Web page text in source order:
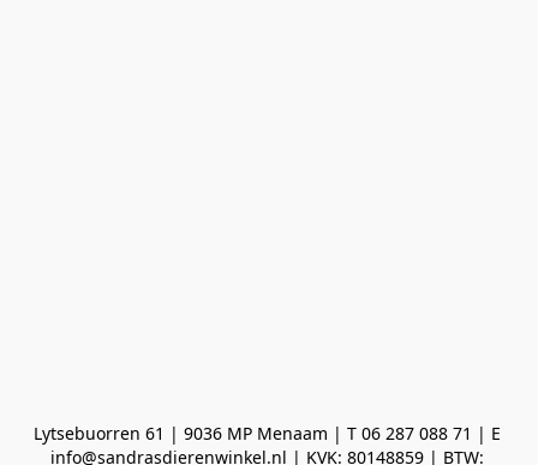
Lytsebuorren 61 | 9036 MP Menaam | T 06 287 088 71 | E
info@sandrasdierenwinkel.nl | KVK: 80148859 | BTW: